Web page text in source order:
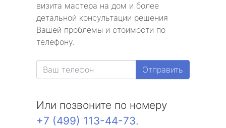
визита мастера на дом и более
детальной консультации решения
Вашей проблемы и стоимости по
телефону.
Отправить
Или позвоните по номеру
+7 (499) 113-44-73.